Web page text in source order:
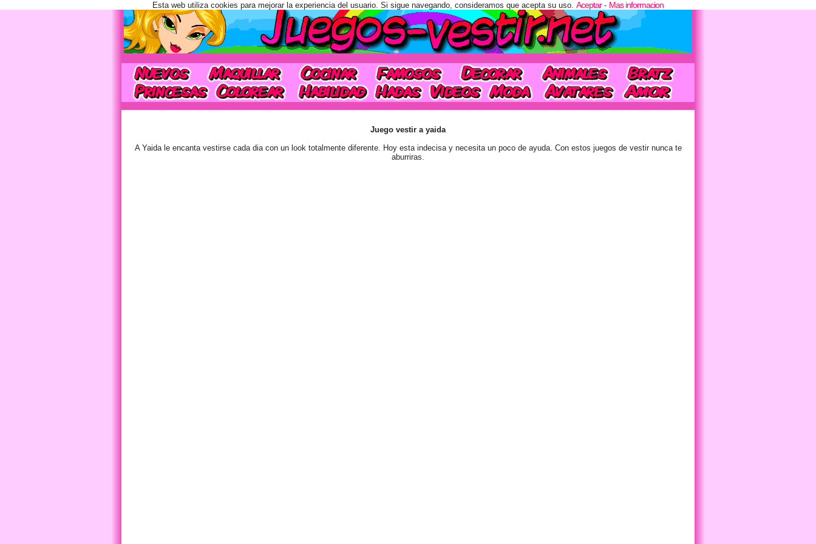
Juego vestir a yaida
A Yaida le encanta vestirse cada dia con un look totalmente diferente. Hoy esta indecisa y necesita un poco de ayuda. Con estos juegos de vestir nunca te
aburriras.
Esta web utiliza cookies para mejorar la experiencia del usuario. Si sigue navegando, consideramos que acepta su uso. Aceptar- Mas informacion